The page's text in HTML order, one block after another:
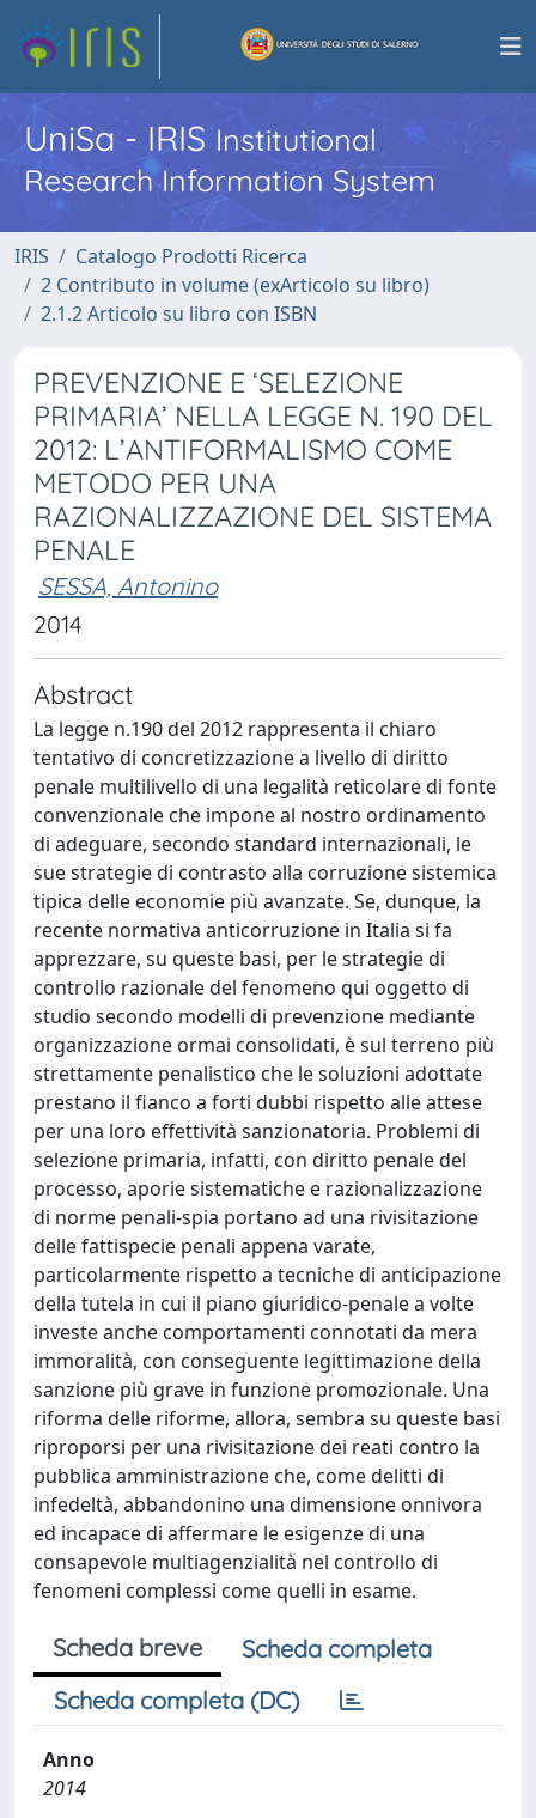
UniSa - IRISInstitutional
Research Information System
IRIS
Catalogo Prodotti Ricerca
2 Contributo in volume (exArticolo su libro)
2.1.2 Articolo su libro con ISBN
PREVENZIONE E ‘SELEZIONE
PRIMARIA’ NELLA LEGGE N. 190 DEL
2012: L’ANTIFORMALISMO COME
METODO PER UNA
RAZIONALIZZAZIONE DEL SISTEMA
PENALE
SESSA, Antonino
2014
Abstract
La legge n.190 del 2012 rappresenta il chiaro
tentativo di concretizzazione a livello di diritto
penale multilivello di una legalità reticolare di fonte
convenzionale che impone al nostro ordinamento
di adeguare, secondo standard internazionali, le
sue strategie di contrasto alla corruzione sistemica
tipica delle economie più avanzate. Se, dunque, la
recente normativa anticorruzione in Italia si fa
apprezzare, su queste basi, per le strategie di
controllo razionale del fenomeno qui oggetto di
studio secondo modelli di prevenzione mediante
organizzazione ormai consolidati, è sul terreno più
strettamente penalistico che le soluzioni adottate
prestano il fianco a forti dubbi rispetto alle attese
per una loro effettività sanzionatoria. Problemi di
selezione primaria, infatti, con diritto penale del
processo, aporie sistematiche e razionalizzazione
di norme penali-spia portano ad una rivisitazione
delle fattispecie penali appena varate,
particolarmente rispetto a tecniche di anticipazione
della tutela in cui il piano giuridico-penale a volte
investe anche comportamenti connotati da mera
immoralità, con conseguente legittimazione della
sanzione più grave in funzione promozionale. Una
riforma delle riforme, allora, sembra su queste basi
riproporsi per una rivisitazione dei reati contro la
pubblica amministrazione che, come delitti di
infedeltà, abbandonino una dimensione onnivora
ed incapace di affermare le esigenze di una
consapevole multiagenzialità nel controllo di
fenomeni complessi come quelli in esame.
Scheda breve
Scheda completa
Scheda completa (DC)
Anno
2014